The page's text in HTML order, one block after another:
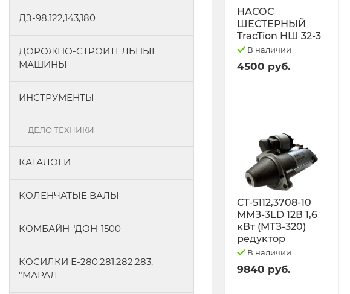
ДЗ-98,122,143,180
ДОРОЖНО-СТРОИТЕЛЬНЫЕ
МАШИНЫ
ИНСТРУМЕНТЫ
ДЕЛО ТЕХНИКИ
КАТАЛОГИ
КОЛЕНЧАТЫЕ ВАЛЫ
КОМБАЙН "ДОН-1500
КОСИЛКИ Е-280,281,282,283,
"МАРАЛ
НАСОС
ШЕСТЕРНЫЙ
TracTion НШ 32-3
В наличии
4500 руб.
СТ-5112,3708-10
ММЗ-3LD 12В 1,6
кВт (МТЗ-320)
редуктор
В наличии
9840 руб.